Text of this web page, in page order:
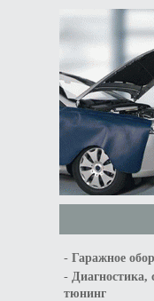
- Гаражное
- Диагностика,
тюнинг